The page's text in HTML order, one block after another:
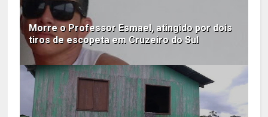
Morre o Professor Esmael, atingido por dois
tiros de escopeta em Cruzeiro do Sul